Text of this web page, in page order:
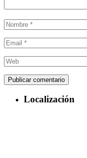
Localización